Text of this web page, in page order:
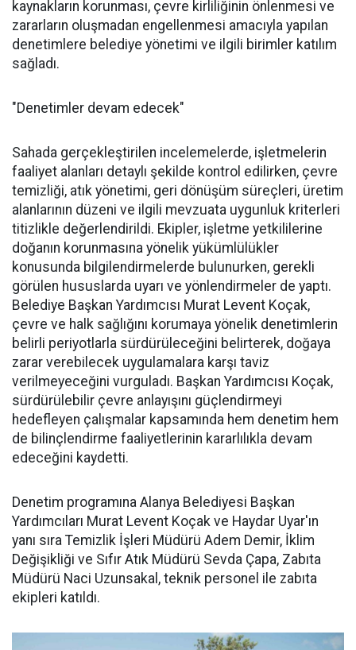
kaynakların korunması, çevre kirliliğinin önlenmesi ve
zararların oluşmadan engellenmesi amacıyla yapılan
denetimlere belediye yönetimi ve ilgili birimler katılım
sağladı.
"Denetimler devam edecek"
Sahada gerçekleştirilen incelemelerde, işletmelerin
faaliyet alanları detaylı şekilde kontrol edilirken, çevre
temizliği, atık yönetimi, geri dönüşüm süreçleri, üretim
alanlarının düzeni ve ilgili mevzuata uygunluk kriterleri
titizlikle değerlendirildi. Ekipler, işletme yetkililerine
doğanın korunmasına yönelik yükümlülükler
konusunda bilgilendirmelerde bulunurken, gerekli
görülen hususlarda uyarı ve yönlendirmeler de yaptı.
Belediye Başkan Yardımcısı Murat Levent Koçak,
çevre ve halk sağlığını korumaya yönelik denetimlerin
belirli periyotlarla sürdürüleceğini belirterek, doğaya
zarar verebilecek uygulamalara karşı taviz
verilmeyeceğini vurguladı. Başkan Yardımcısı Koçak,
sürdürülebilir çevre anlayışını güçlendirmeyi
hedefleyen çalışmalar kapsamında hem denetim hem
de bilinçlendirme faaliyetlerinin kararlılıkla devam
edeceğini kaydetti.
Denetim programına Alanya Belediyesi Başkan
Yardımcıları Murat Levent Koçak ve Haydar Uyar'ın
yanı sıra Temizlik İşleri Müdürü Adem Demir, İklim
Değişikliği ve Sıfır Atık Müdürü Sevda Çapa, Zabıta
Müdürü Naci Uzunsakal, teknik personel ile zabıta
ekipleri katıldı.